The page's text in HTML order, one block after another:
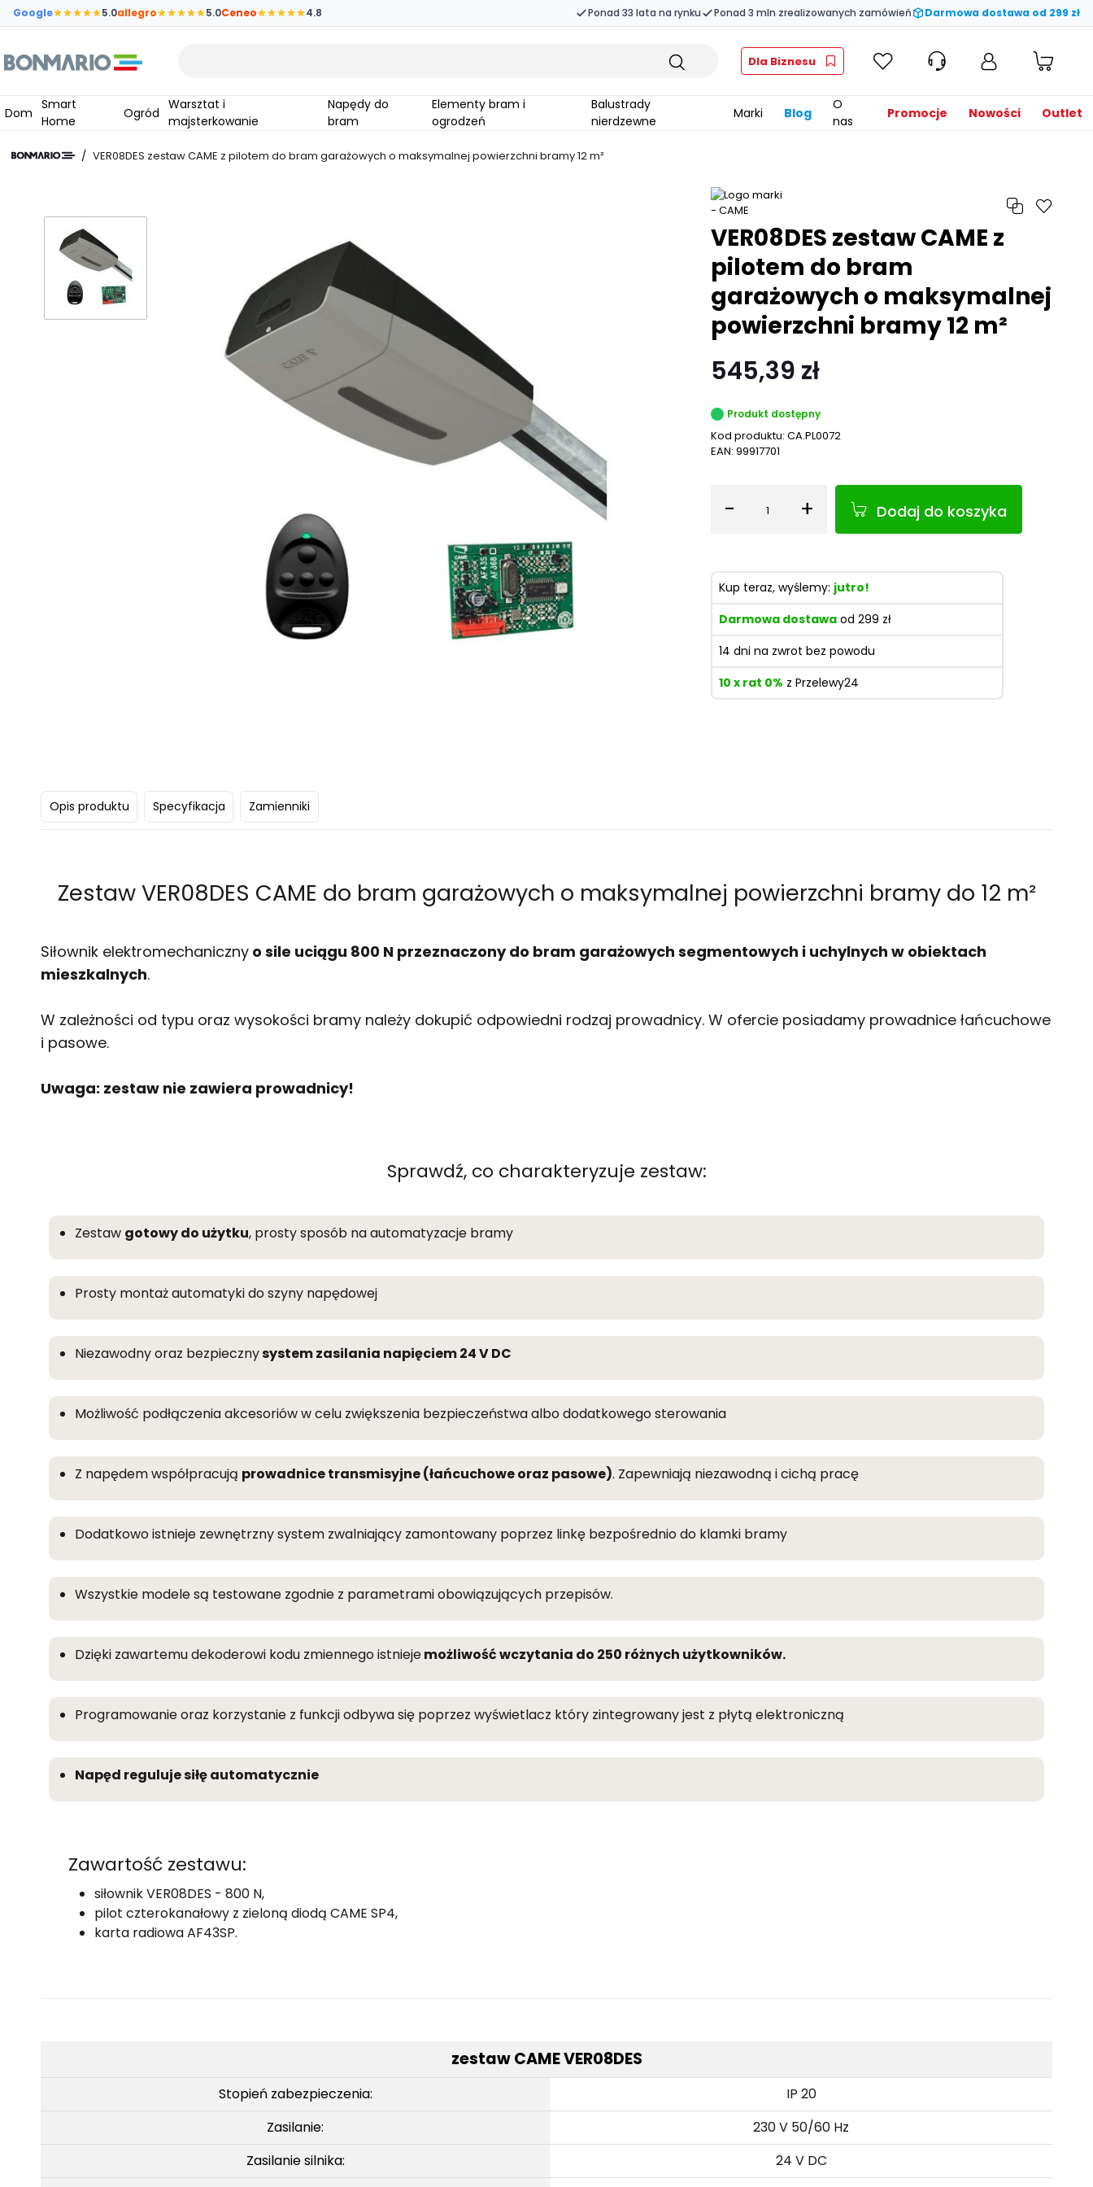
Przejdź do głównej zawartości strony
Google 5.0allegro 5.0Ceneo 4.8 Ponad 33 lata na rynku Ponad 3 mln zrealizowanych zamówień Darmowa dostawa od 299 zł
Dla Biznesu
Dom
Smart
Home
Ogród
Warsztat i
majsterkowanie
Napędy do
bram
Elementy bram i
ogrodzeń
Balustrady
nierdzewne
Marki Blog
O
nas
Promocje Nowości Outlet
/ VER08DES zestaw CAME z pilotem do bram garażowych o maksymalnej powierzchni bramy 12 m²
Opis produktu Specyfikacja Zamienniki
Zestaw VER08DES CAME do bram garażowych o maksymalnej powierzchni bramy do 12 m²
Siłownik elektromechaniczny o sile uciągu 800 N przeznaczony do bram garażowych segmentowych i uchylnych w obiektach
mieszkalnych.
W zależności od typu oraz wysokości bramy należy dokupić odpowiedni rodzaj prowadnicy. W ofercie posiadamy prowadnice łańcuchowe
i pasowe.
Uwaga: zestaw nie zawiera prowadnicy!
Sprawdź, co charakteryzuje zestaw:
Zestaw gotowy do użytku, prosty sposób na automatyzacje bramy
Prosty montaż automatyki do szyny napędowej
Niezawodny oraz bezpiecznysystem zasilania napięciem 24 V DC
Możliwość podłączenia akcesoriów w celu zwiększenia bezpieczeństwa albo dodatkowego sterowania
Z napędem współpracują prowadnice transmisyjne (łańcuchowe oraz pasowe). Zapewniają niezawodną i cichą pracę
Dodatkowo istnieje zewnętrzny system zwalniający zamontowany poprzez linkę bezpośrednio do klamki bramy
Wszystkie modele są testowane zgodnie z parametrami obowiązujących przepisów.
Dzięki zawartemu dekoderowi kodu zmiennego istniejemożliwość wczytania do 250 różnych użytkowników.
Programowanie oraz korzystanie z funkcji odbywa się poprzez wyświetlacz który zintegrowany jest z płytą elektroniczną
Napęd reguluje siłę automatycznie
Zawartość zestawu:
siłownik VER08DES - 800 N,
pilot czterokanałowy z zieloną diodą CAME SP4,
karta radiowa AF43SP.
zestaw CAME VER08DES
Stopień zabezpieczenia:
IP 20
Zasilanie:
230 V 50/60 Hz
Zasilanie silnika:
24 V DC
VER08DES zestaw CAME z
pilotem do bram
garażowych o maksymalnej
powierzchni bramy 12 m²
545,39 zł
Produkt dostępny
Kod produktu: CA.PL0072
EAN: 99917701
- Ilość + Dodaj do koszyka
Kup teraz, wyślemy: jutro!
Darmowa dostawa od 299 zł
14 dni na zwrot bez powodu
10 x rat 0% z Przelewy24